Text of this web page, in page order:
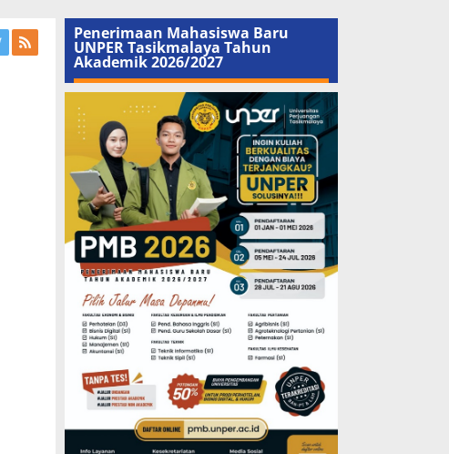
Penerimaan Mahasiswa Baru
UNPER Tasikmalaya Tahun
Akademik 2026/2027